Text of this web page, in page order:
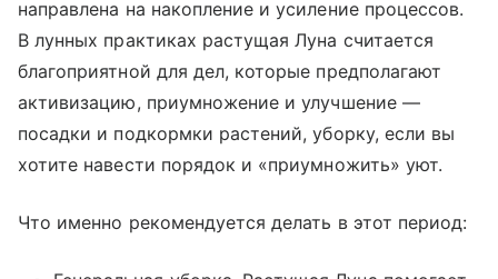
направлена на накопление и усиление процессов.
В лунных практиках растущая Луна считается
благоприятной для дел, которые предполагают
активизацию, приумножение и улучшение —
посадки и подкормки растений, уборку, если вы
хотите навести порядок и «приумножить» уют.
Что именно рекомендуется делать в этот период: